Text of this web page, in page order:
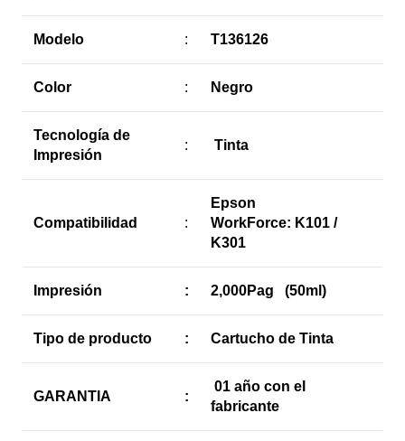
Modelo : T136126
Color : Negro
Tecnología de
Impresión
: Tinta
Compatibilidad :
Epson
WorkForce: K101 /
K301
Impresión : 2,000Pag (50ml)
Tipo de producto : Cartucho de Tinta
GARANTIA :
01 año con el
fabricante